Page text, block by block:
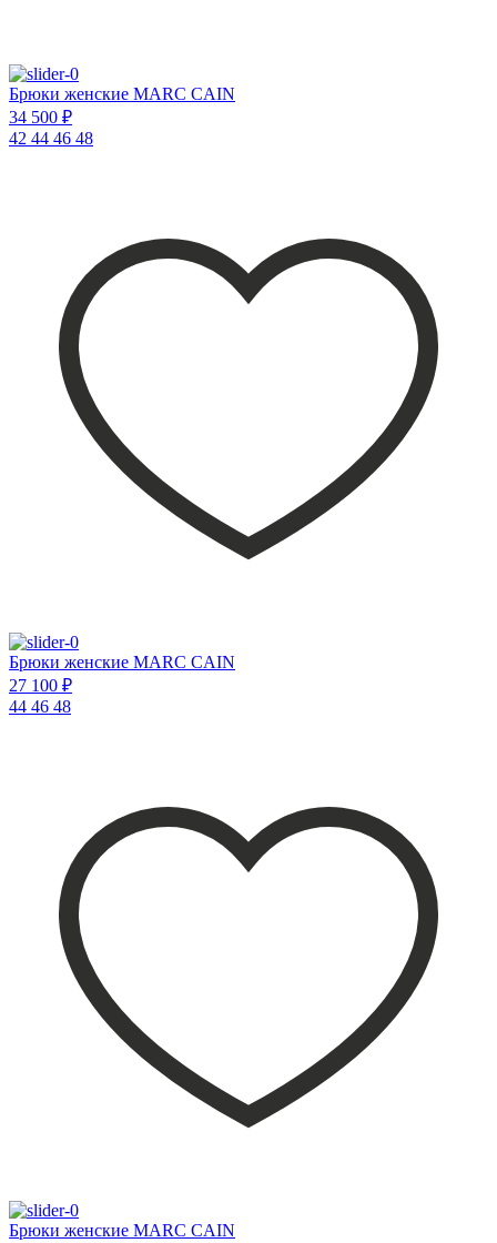
Брюки женские MARC CAIN
34 500 ₽
42 44 46 48
Брюки женские MARC CAIN
27 100 ₽
44 46 48
Брюки женские MARC CAIN